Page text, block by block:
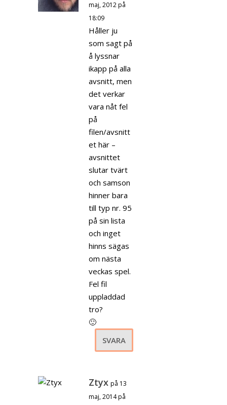
maj, 2012 på
18:09
Håller ju
som sagt på
å lyssnar
ikapp på alla
avsnitt, men
det verkar
vara nåt fel
på
filen/avsnitt
et här –
avsnittet
slutar tvärt
och samson
hinner bara
till typ nr. 95
på sin lista
och inget
hinns sägas
om nästa
veckas spel.
Fel fil
uppladdad
tro?
🙂
SVARA
Ztyx på 13
maj, 2014 på